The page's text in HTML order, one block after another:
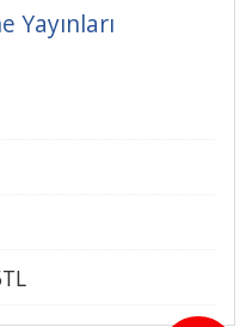
Yayınları
TL